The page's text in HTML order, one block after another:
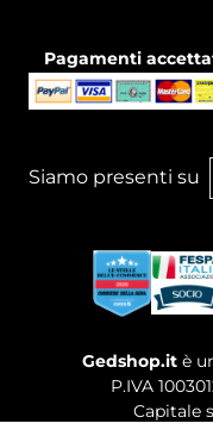
Pagamenti
Siamo presenti su
Gedshop.it è
P.IVA
Capitale